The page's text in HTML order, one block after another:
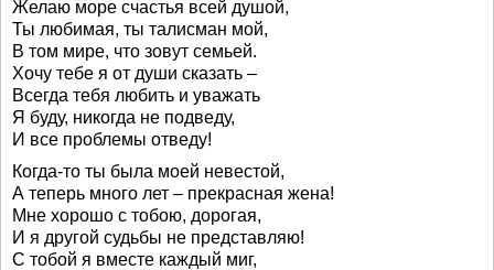
Желаю море счастья всей душой,
Ты любимая, ты талисман мой,
В том мире, что зовут семьей.
Хочу тебе я от души сказать –
Всегда тебя любить и уважать
Я буду, никогда не подведу,
И все проблемы отведу!
Когда-то ты была моей невестой,
А теперь много лет – прекрасная жена!
Мне хорошо с тобою, дорогая,
И я другой судьбы не представляю!
С тобой я вместе каждый миг,